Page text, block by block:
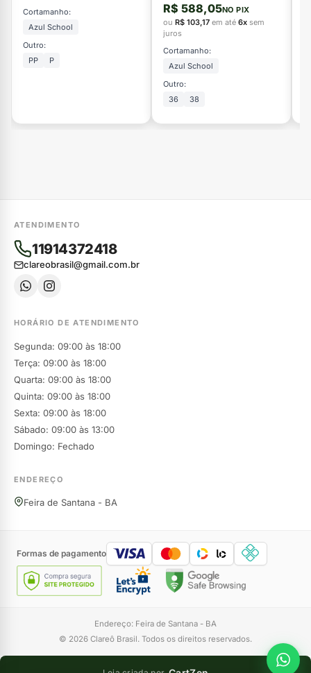
Cortamanho:
Azul School
Outro:
PP
P
R$ 588,05NO PIX
ou R$ 103,17 em até 6x sem
juros
Cortamanho:
Azul School
Outro:
36
38
ATENDIMENTO
11914372418
clareobrasil@gmail.com.br
HORÁRIO DE ATENDIMENTO
Segunda: 09:00 às 18:00
Terça: 09:00 às 18:00
Quarta: 09:00 às 18:00
Quinta: 09:00 às 18:00
Sexta: 09:00 às 18:00
Sábado: 09:00 às 13:00
Domingo: Fechado
ENDEREÇO
Feira de Santana - BA
Formas de pagamento
Endereço: Feira de Santana - BA
© 2026 Clareô Brasil. Todos os direitos reservados.